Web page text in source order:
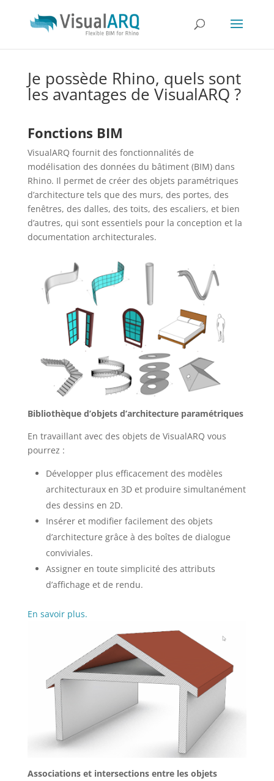
Je possède Rhino, quels sont
les avantages de VisualARQ ?
Fonctions BIM
VisualARQ fournit des fonctionnalités de
modélisation des données du bâtiment (BIM) dans
Rhino. Il permet de créer des objets paramétriques
d’architecture tels que des murs, des portes, des
fenêtres, des dalles, des toits, des escaliers, et bien
d’autres, qui sont essentiels pour la conception et la
documentation architecturales.
Bibliothèque d’objets d’architecture paramétriques
En travaillant avec des objets de VisualARQ vous
pourrez :
Développer plus efficacement des modèles
architecturaux en 3D et produire simultanément
des dessins en 2D.
Insérer et modifier facilement des objets
d’architecture grâce à des boîtes de dialogue
conviviales.
Assigner en toute simplicité des attributs
d’affichage et de rendu.
En savoir plus.
Associations et intersections entre les objets